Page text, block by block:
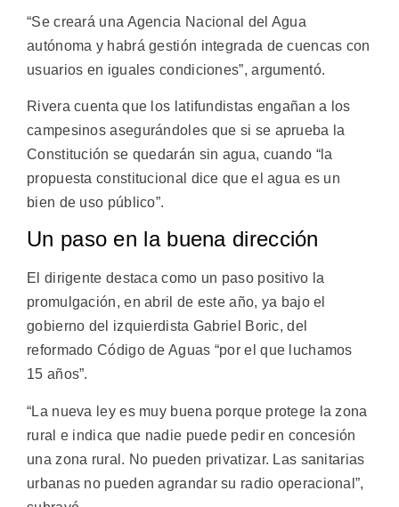
“Se creará una Agencia Nacional del Agua
autónoma y habrá gestión integrada de cuencas con
usuarios en iguales condiciones”, argumentó.
Rivera cuenta que los latifundistas engañan a los
campesinos asegurándoles que si se aprueba la
Constitución se quedarán sin agua, cuando “la
propuesta constitucional dice que el agua es un
bien de uso público”.
Un paso en la buena dirección
El dirigente destaca como un paso positivo la
promulgación, en abril de este año, ya bajo el
gobierno del izquierdista Gabriel Boric, del
reformado Código de Aguas “por el que luchamos
15 años”.
“La nueva ley es muy buena porque protege la zona
rural e indica que nadie puede pedir en concesión
una zona rural. No pueden privatizar. Las sanitarias
urbanas no pueden agrandar su radio operacional”,